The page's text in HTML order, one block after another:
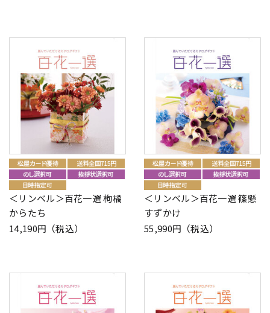
＜リンベル＞百花一選 枸橘
からたち
14,190円（税込）
＜リンベル＞百花一選 篠懸
すずかけ
55,990円（税込）